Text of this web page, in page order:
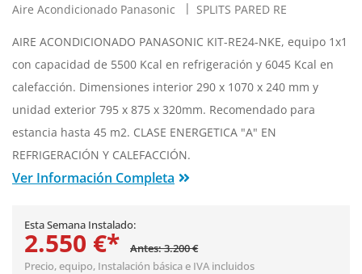
Aire Acondicionado Panasonic SPLITS PARED RE
AIRE ACONDICIONADO PANASONIC KIT-RE24-NKE, equipo 1x1
con capacidad de 5500 Kcal en refrigeración y 6045 Kcal en
calefacción. Dimensiones interior 290 x 1070 x 240 mm y
unidad exterior 795 x 875 x 320mm. Recomendado para
estancia hasta 45 m2. CLASE ENERGETICA "A" EN
REFRIGERACIÓN Y CALEFACCIÓN.
Ver Información Completa
Esta Semana Instalado:
2.550 €*
Antes: 3.200 €
Precio, equipo, Instalación básicae IVA incluidos